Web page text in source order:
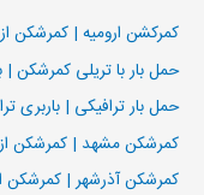
ارومیه | کمرشکن از
بار با تریلی کمرشکن |
بار ترافیکی | باربری
مشهد | کمرشکن از
آذرشهر | کمرشکن از